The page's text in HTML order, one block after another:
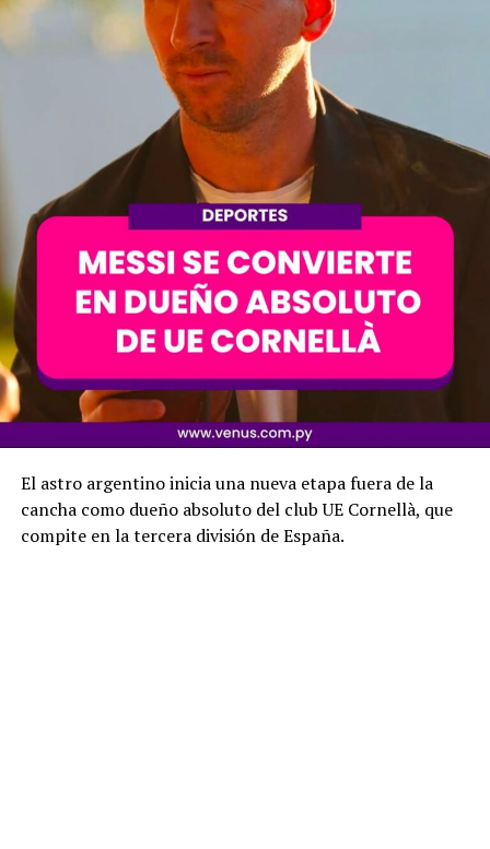
El astro argentino inicia una nueva etapa fuera de la
cancha como dueño absoluto del club UE Cornellà, que
compite en la tercera división de España.